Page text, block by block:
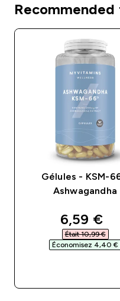
Gélules - KSM-
Ashwagandha
6,59 €‎
Était 10,99 €‎
Économisez 4,40 €‎